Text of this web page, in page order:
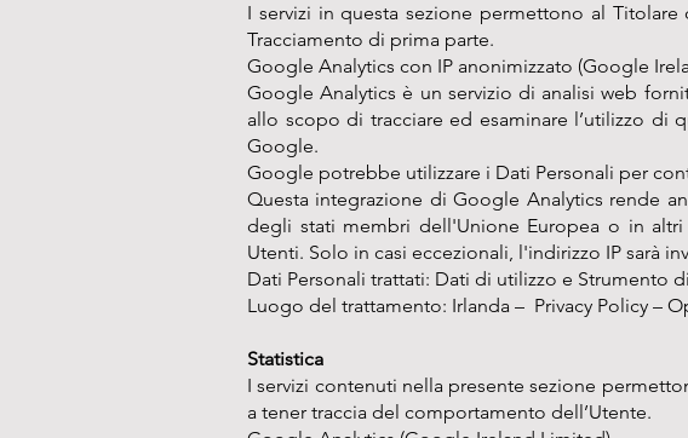
I servizi in questa sezione permettono al
Tracciamento di prima parte.
Google Analytics con IP anonimizzato (Google
Google Analytics è un servizio di analisi web
allo scopo di tracciare ed esaminare l’utilizzo
Google.
Google potrebbe utilizzare i Dati Personali per
Questa integrazione di Google Analytics rende
degli stati membri dell'Unione Europea o in
Utenti. Solo in casi eccezionali, l'indirizzo IP sarà
Dati Personali trattati: Dati di utilizzo e Strumento
Luogo del trattamento: Irlanda – Privacy Policy –
Statistica
I servizi contenuti nella presente sezione
a tener traccia del comportamento dell’Utente.